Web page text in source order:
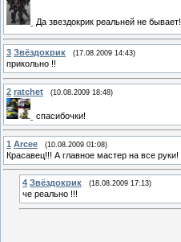
Да звездокрик реальней не бывает!
3 Звёздокрик (17.08.2009 14:43)
прикольно !!
2 ratchet (10.08.2009 18:48)
спасибочки!
1 Arcee (10.08.2009 01:08)
Красавец!!! А главное мастер на все руки!
4 Звёздокрик (18.08.2009 17:13)
че реально !!!